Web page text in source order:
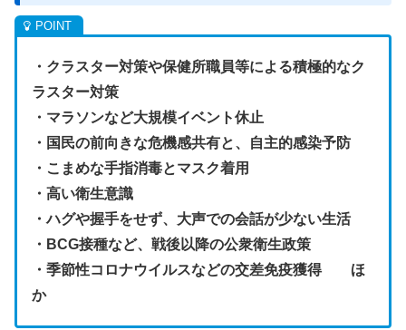
・クラスター対策や保健所職員等による積極的なク
ラスター対策
・マラソンなど大規模イベント休止
・国民の前向きな危機感共有と、自主的感染予防
・こまめな手指消毒とマスク着用
・高い衛生意識
・ハグや握手をせず、大声での会話が少ない生活
・BCG接種など、戦後以降の公衆衛生政策
・季節性コロナウイルスなどの交差免疫獲得 ほ
か